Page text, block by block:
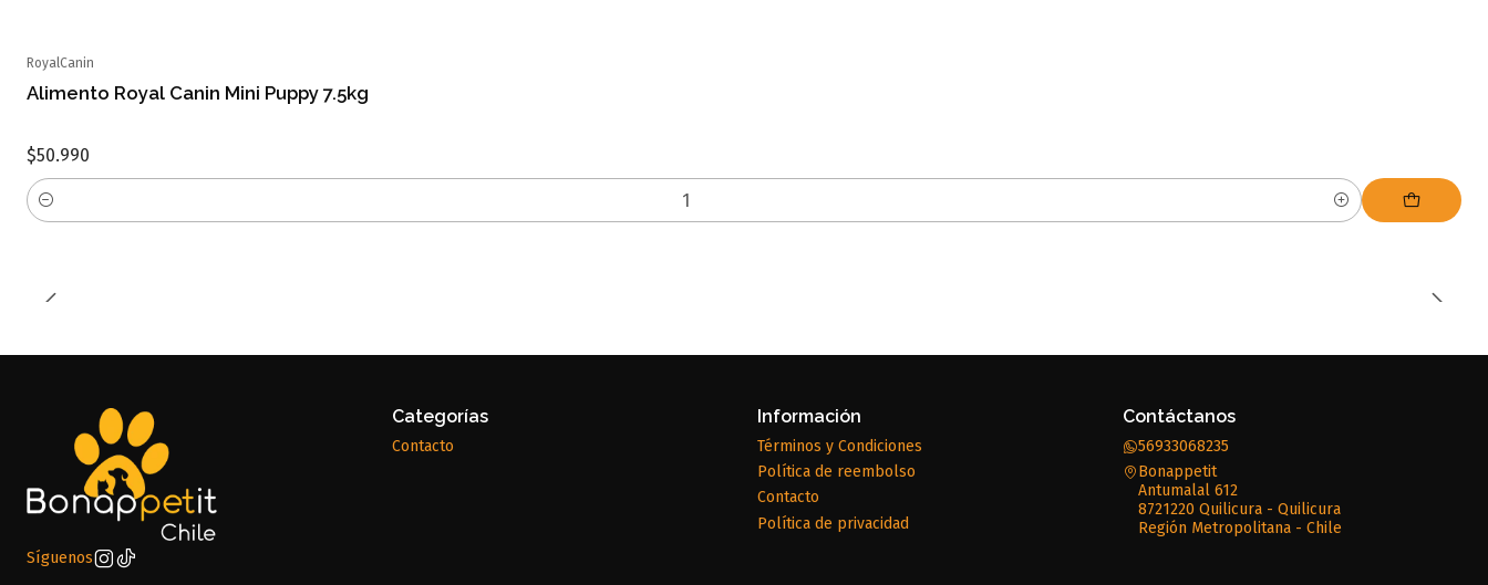
RoyalCanin
Alimento Royal Canin Mini Puppy 7.5kg
$50.990
Cantidad
Síguenos
Categorías
Contacto
Información
Términos y Condiciones
Política de reembolso
Contacto
Política de privacidad
Contáctanos
56933068235
Bonappetit
Antumalal 612
8721220 Quilicura - Quilicura
Región Metropolitana - Chile